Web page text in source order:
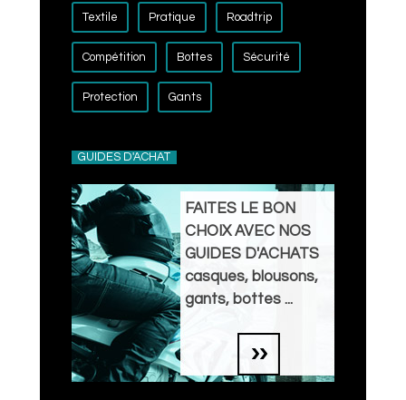
Textile Pratique Roadtrip
Compétition Bottes Sécurité
Protection Gants
GUIDES D'ACHAT
FAITES LE BON
CHOIX AVEC NOS
GUIDES D'ACHATS
casques, blousons,
gants, bottes ...